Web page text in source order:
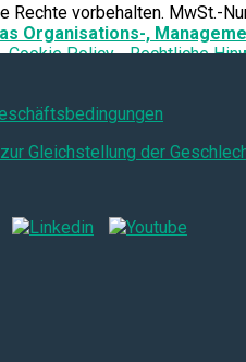
Rechte vorbehalten. MwSt.-
Organisations-,
Cookie Policy Rechtliche
Gleichstellung der